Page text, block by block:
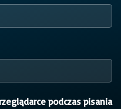
podczas pisania